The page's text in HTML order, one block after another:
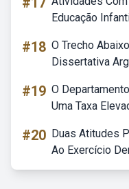
Educação
#18 O Trecho
Dissertativa
#19 O
Uma Taxa
#20 Duas Atitudes
Ao Exercício